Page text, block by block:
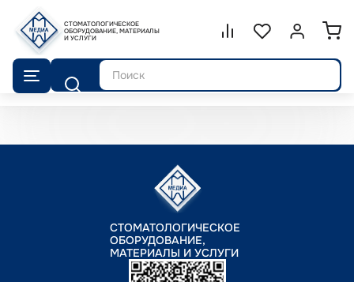
СТОМАТОЛОГИЧЕСКОЕ
ОБОРУДОВАНИЕ, МАТЕРИАЛЫ
И УСЛУГИ
Сравнение.
СписокВойти или
Поиск
СТОМАТОЛОГИЧЕСКОЕ
ОБОРУДОВАНИЕ,
МАТЕРИАЛЫ И УСЛУГИ